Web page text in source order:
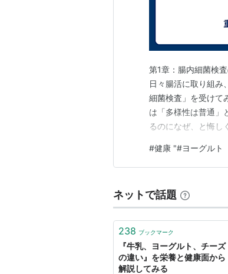
第1章：腸内細菌検
日々腸活に取り組み
細菌検査」を受けて
は「多様性は普通」
るのになぜ、と悔し
とき、日頃から施設
した。 私が働いて
#健康 "#ヨーグルト
ネットで話題
238 ブックマーク
『牛乳、ヨーグルト、チーズ
の違い』を栄養と健康面から
解説してみる